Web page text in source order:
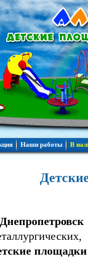
Наши работы В
Днепропетровск